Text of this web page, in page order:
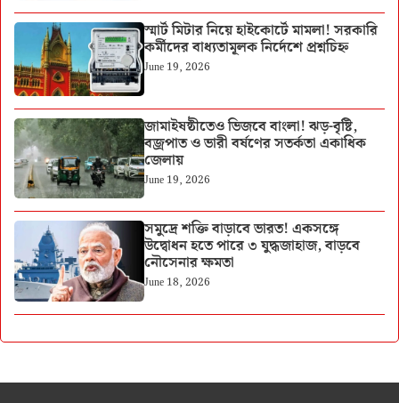
স্মার্ট মিটার নিয়ে হাইকোর্টে মামলা! সরকারি
কর্মীদের বাধ্যতামূলক নির্দেশে প্রশ্নচিহ্ন
June 19, 2026
জামাইষষ্ঠীতেও ভিজবে বাংলা! ঝড়-বৃষ্টি,
বজ্রপাত ও ভারী বর্ষণের সতর্কতা একাধিক
জেলায়
June 19, 2026
সমুদ্রে শক্তি বাড়াবে ভারত! একসঙ্গে
উদ্বোধন হতে পারে ৩ যুদ্ধজাহাজ, বাড়বে
নৌসেনার ক্ষমতা
June 18, 2026